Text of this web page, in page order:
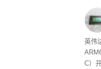
内
以利
并
在线
件是
软件
态
英伟
C）